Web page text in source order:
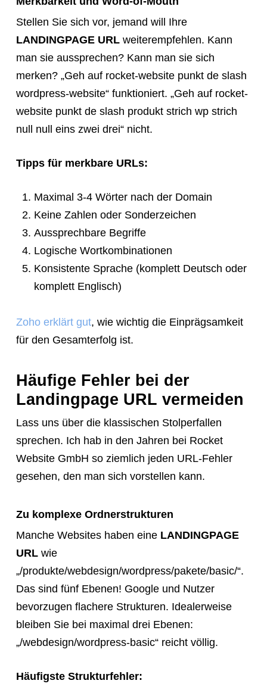
Stellen Sie sich vor, jemand will Ihre
LANDINGPAGE URLweiterempfehlen. Kann
man sie aussprechen? Kann man sie sich
merken? „Geh auf rocket-website punkt de slash
wordpress-website“ funktioniert. „Geh auf rocket-
website punkt de slash produkt strich wp strich
null null eins zwei drei“ nicht.
Tipps für merkbare URLs:
Maximal 3-4 Wörter nach der Domain
Keine Zahlen oder Sonderzeichen
Aussprechbare Begriffe
Logische Wortkombinationen
Konsistente Sprache (komplett Deutsch oder
komplett Englisch)
Zoho erklärt gut, wie wichtig die Einprägsamkeit
für den Gesamterfolg ist.
Häufige Fehler bei der
Landingpage URL vermeiden
Lass uns über die klassischen Stolperfallen
sprechen. Ich hab in den Jahren bei Rocket
Website GmbH so ziemlich jeden URL-Fehler
gesehen, den man sich vorstellen kann.
Zu komplexe Ordnerstrukturen
Manche Websites haben eine LANDINGPAGE
URLwie
„/produkte/webdesign/wordpress/pakete/basic/“.
Das sind fünf Ebenen! Google und Nutzer
bevorzugen flachere Strukturen. Idealerweise
bleiben Sie bei maximal drei Ebenen:
„/webdesign/wordpress-basic“ reicht völlig.
Häufigste Strukturfehler: